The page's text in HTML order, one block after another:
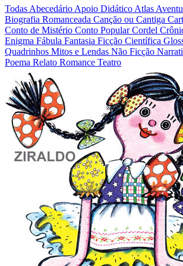
TodasAbecedárioApoio DidáticoAtlas
Biografia Romanceada Canção ou Cantiga
Conto de Mistério Conto PopularCordel
Enigma Fábula Fantasia Ficção Científica
Quadrinhos Mitos e Lendas Não Ficção
Poema Relato Romance Teatro